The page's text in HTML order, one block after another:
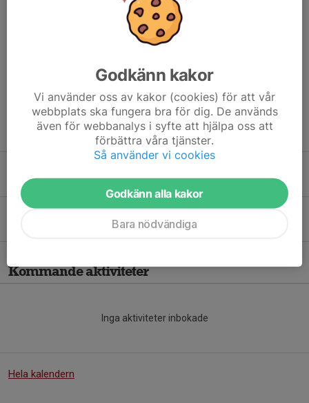
fortsätter juni ut. Sista tillfället för terminen blir torsdagen den
mot barnen i slutet av träningen....
Läs mer
Fler nyheter
Uppstart med föräldramöte
0
Kommande aktiviteter
Inga aktiviteter inbokade
Hela kalendern
Godkänn kakor
Vi använder oss av kakor (cookies) för att vår
webbplats ska fungera bra för dig. De används
även för webbanalys i syfte att hjälpa oss att
förbättra våra tjänster.
Så använder vi cookies
Godkänn alla kakor
Bara nödvändiga